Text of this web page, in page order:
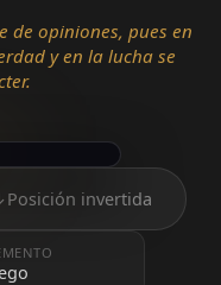
de opiniones, pues en
y en la lucha se
Posición invertida